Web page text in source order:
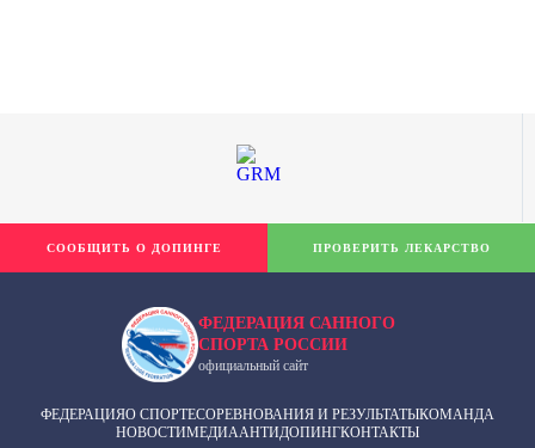
ФЕДЕРАЦИЯ САННОГО
СПОРТА РОССИИ
официальный сайт
ФЕДЕРАЦИЯО СПОРТЕСОРЕВНОВАНИЯ И РЕЗУЛЬТАТЫКОМАНДА
НОВОСТИМЕДИААНТИДОПИНГКОНТАКТЫ
СООБЩИТЬ О ДОПИНГЕ ПРОВЕРИТЬ ЛЕКАРСТВО